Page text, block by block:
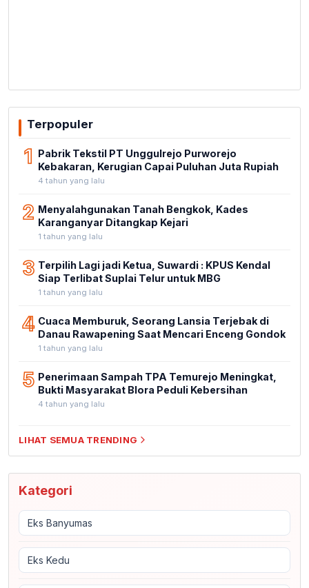
Terpopuler
1 Pabrik Tekstil PT Unggulrejo Purworejo
Kebakaran, Kerugian Capai Puluhan Juta Rupiah
4 tahun yang lalu
2 Menyalahgunakan Tanah Bengkok, Kades
Karanganyar Ditangkap Kejari
1 tahun yang lalu
3 Terpilih Lagi jadi Ketua, Suwardi : KPUS Kendal
Siap Terlibat Suplai Telur untuk MBG
1 tahun yang lalu
4 Cuaca Memburuk, Seorang Lansia Terjebak di
Danau Rawapening Saat Mencari Enceng Gondok
1 tahun yang lalu
5 Penerimaan Sampah TPA Temurejo Meningkat,
Bukti Masyarakat Blora Peduli Kebersihan
4 tahun yang lalu
LIHAT SEMUA TRENDING
Kategori
Eks Banyumas
Eks Kedu